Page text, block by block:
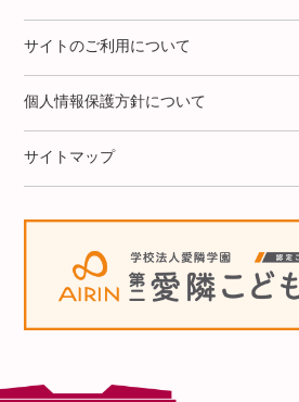
サイトのご利用について
個人情報保護方針について
サイトマップ